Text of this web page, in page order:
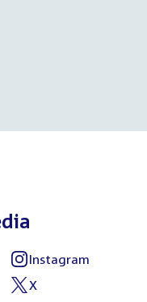
External
link:
Instagram
External
X